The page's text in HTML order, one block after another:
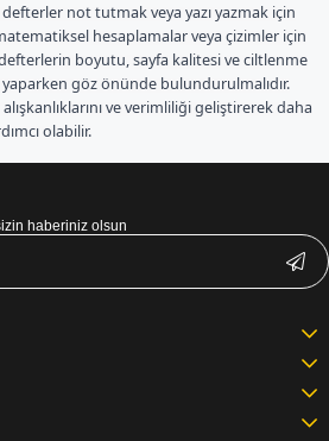
not tutmak veya yazı yazmak için
hesaplamalar veya çizimler için
boyutu, sayfa kalitesi ve ciltlenme
göz önünde bulundurulmalıdır.
ve verimliliği geliştirerek daha
olabilir.
haberiniz olsun